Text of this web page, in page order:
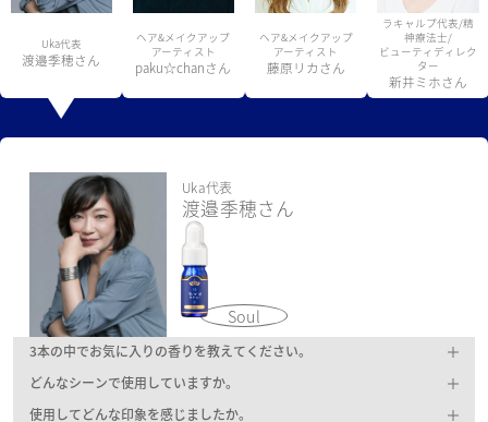
Uka代表
渡邉季穂さん
ヘア&メイクアップ
アーティスト
paku☆chanさん
ヘア&メイクアップ
アーティスト
藤原リカさん
ラキャルプ代表/精
神療法士/
ビューティディレク
ター
新井ミホさん
Uka代表
渡邉季穂さん
Soul
3本の中でお気に入りの香りを教えてください。
どんなシーンで使用していますか。
使用してどんな印象を感じましたか。